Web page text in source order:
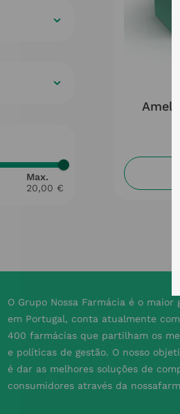
20,00 €
O Grupo Nossa Farmácia é o
em Portugal, conta atualmente
400 farmácias que partilham os
e políticas de gestão. O nosso
é dar as melhores soluções de
consumidores através da